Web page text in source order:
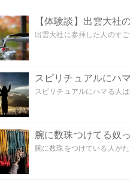
【体験談】出雲大社
出雲大社に参拝した人のす
スピリチュアルにハ
スピリチュアルにハマる人
腕に数珠つけてる奴
腕に数珠をつけている人が